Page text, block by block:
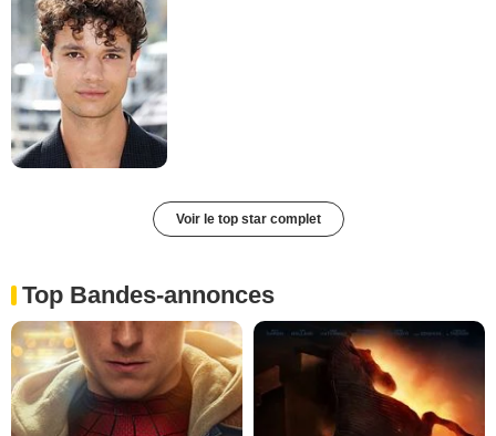
Voir le top star complet
Top Bandes-annonces